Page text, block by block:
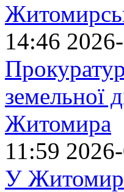
14:46
земельної
Житомира
11:59
У